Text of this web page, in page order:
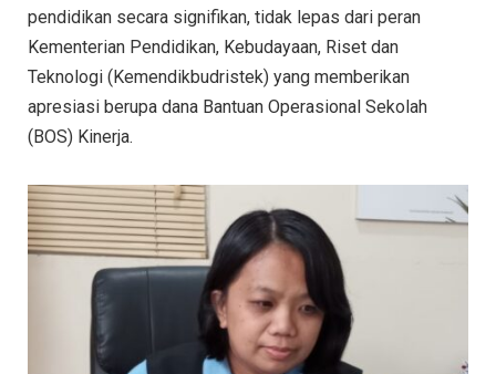
pendidikan secara signifikan, tidak lepas dari peran
Kementerian Pendidikan, Kebudayaan, Riset dan
Teknologi (Kemendikbudristek) yang memberikan
apresiasi berupa dana Bantuan Operasional Sekolah
(BOS) Kinerja.